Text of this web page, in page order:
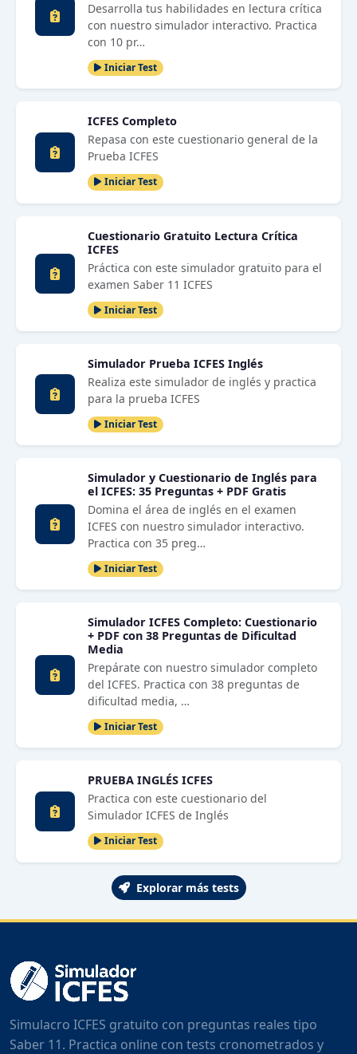
Desarrolla tus habilidades en lectura crítica
con nuestro simulador interactivo. Practica
con 10 pr…
Iniciar Test
ICFES Completo
Repasa con este cuestionario general de la
Prueba ICFES
Iniciar Test
Cuestionario Gratuito Lectura Crítica
ICFES
Práctica con este simulador gratuito para el
examen Saber 11 ICFES
Iniciar Test
Simulador Prueba ICFES Inglés
Realiza este simulador de inglés y practica
para la prueba ICFES
Iniciar Test
Simulador y Cuestionario de Inglés para
el ICFES: 35 Preguntas + PDF Gratis
Domina el área de inglés en el examen
ICFES con nuestro simulador interactivo.
Practica con 35 preg…
Iniciar Test
Simulador ICFES Completo: Cuestionario
+ PDF con 38 Preguntas de Dificultad
Media
Prepárate con nuestro simulador completo
del ICFES. Practica con 38 preguntas de
dificultad media, …
Iniciar Test
PRUEBA INGLÉS ICFES
Practica con este cuestionario del
Simulador ICFES de Inglés
Iniciar Test
Explorar más tests
Simulacro ICFES gratuito con preguntas reales tipo
Saber 11. Practica online con tests cronometrados y